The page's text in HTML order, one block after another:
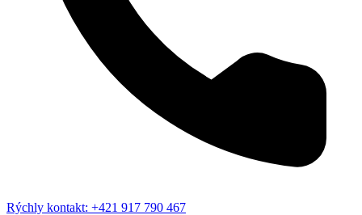
Rýchly kontakt: +421 917 790 467